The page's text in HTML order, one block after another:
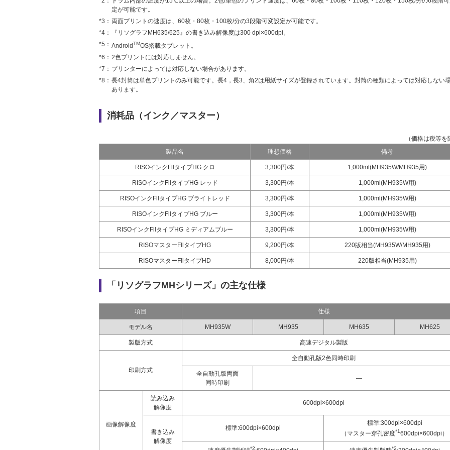
定が可能です。
*3： 両面プリントの速度は、60枚・80枚・100枚/分の3段階可変設定が可能です。
*4：
『リソグラフMH635/625』の書き込み解像度は300 dpi×600dpi。
*5： AndroidTMOS搭載タブレット。
*6： 2色プリントには対応しません。
*7： プリンターによっては対応しない場合があります。
*8： 長4封筒は単色プリントのみ可能です。長4，長3、角2は用紙サイズが登録されています。封筒の種類によっては対応しない
あります。
消耗品（インク／マスター）
（価格は税等を
製品名
理想価格 備考
RISOインクFllタイプHG クロ 3,300円/本 1,000ml(MH935W/MH935用)
RISOインクFllタイプHG レッド 3,300円/本 1,000ml(MH935W用)
RISOインクFllタイプHG ブライトレッド 3,300円/本 1,000ml(MH935W用)
RISOインクFllタイプHG ブルー 3,300円/本 1,000ml(MH935W用)
RISOインクFllタイプHG ミディアムブルー 3,300円/本 1,000ml(MH935W用)
RISOマスターFllタイプHG 9,200円/本 220版相当(MH935W/MH935用)
RISOマスターFllタイプHD 8,000円/本 220版相当(MH935用)
「リソグラフMHシリーズ」の主な仕様
項目 仕様
モデル名 MH935W MH935 MH635 MH625
製版方式 高速デジタル製版
印刷方式
全自動孔版2色同時印刷
全自動孔版両面
同時印刷
―
画像解像度
読み込み
解像度
600dpi×600dpi
書き込み
解像度
標準:600dpi×600dpi
標準:300dpi×600dpi
（マスター穿孔密度*1600dpi×600dpi）
*2 *2